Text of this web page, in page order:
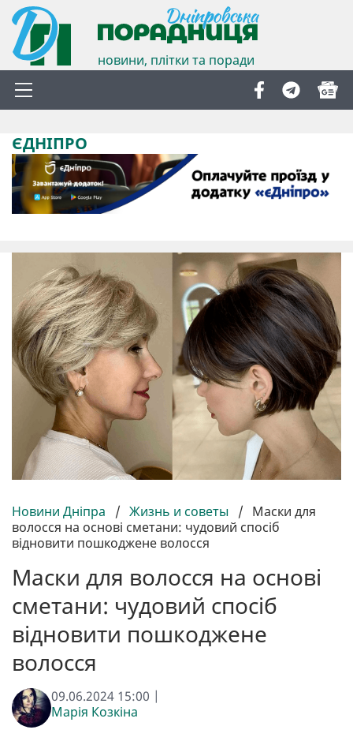
новини, плітки та поради
ЄДНІПРО
Новини Дніпра / Жизнь и советы / Маски для
волосся на основі сметани: чудовий спосіб
відновити пошкоджене волосся
Маски для волосся на основі
сметани: чудовий спосіб
відновити пошкоджене
волосся
09.06.2024 15:00 |
Марія Козкіна